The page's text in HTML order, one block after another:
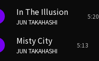
In The Illusion
JUN TAKAHASHI
5:20
Misty City
JUN TAKAHASHI
5:13